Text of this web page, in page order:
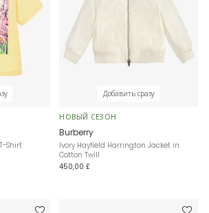
Shirt
Добавить сразу
НОВЫЙ СЕЗОН
Burberry
Ivory Hayfield Harrington Jacket in
Cotton Twill
450,00 £